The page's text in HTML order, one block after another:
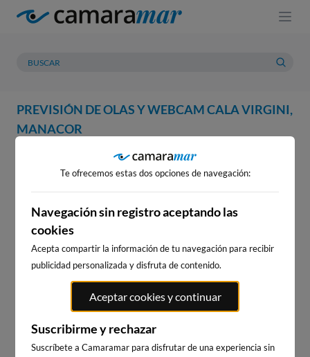
PREVISIÓN DE OLAS Y WEBCAM CALA VIRGINI,
MANACOR
PREVISIÓN METEOROLOGÍA
WEBCAM CALA VIRGINI,
MANACOR
WEBCAMS CERCANAS
Te ofrecemos estas dos opciones de navegación:
Navegación sin registro aceptando las
cookies
Acepta compartir la información de tu navegación para recibir
publicidad personalizada y disfruta de contenido.
Aceptar cookies y continuar
Suscribirme y rechazar
Suscríbete a Camaramar para disfrutar de una experiencia sin